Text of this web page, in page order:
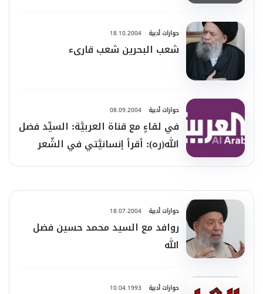
حوارات أدبية 18.10.2004
شعب البحرين شعب قارىء
حوارات أدبية 08.09.2004
في لقاءٍ مع قناة العربيَّة: السيِّد فضل
الله(ره): أقرأ إنسانيَّتي في الشّعر
حوارات أدبية 18.07.2004
روافد مع السيد محمد حسين فضل
الله
حوارات أدبية 10.04.1993